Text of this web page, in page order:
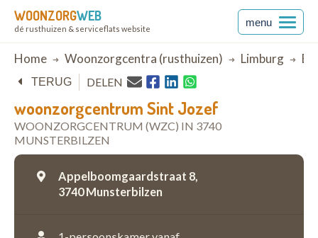
WOONZORGWEB
dé rusthuizen & serviceflats website
menu
Breadcrumb
Home Woonzorgcentra (rusthuizen) Limburg
woonzorgcentrum Sint Jozef
WOONZORGCENTRUM (WZC) IN 3740
MUNSTERBILZEN
TERUG DELEN
Appelboomgaardstraat 8,
3740 Munsterbilzen